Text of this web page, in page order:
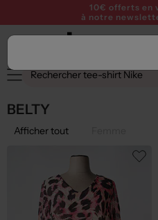
10€ offerts en
à notre
BELTY
Afficher tout